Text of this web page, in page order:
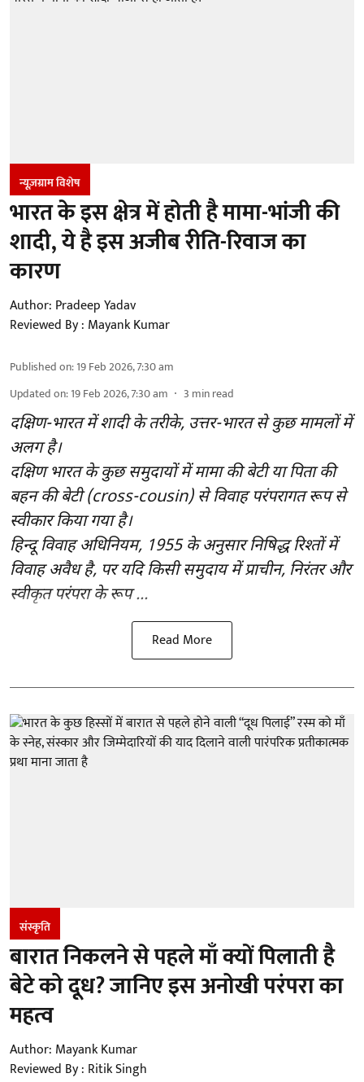
न्यूज़ग्राम विशेष
भारत के इस क्षेत्र में होती है मामा-भांजी की
शादी, ये है इस अजीब रीति-रिवाज का
कारण
Author: Pradeep Yadav
Reviewed By : Mayank Kumar
Published on:19 Feb 2026, 7:30 am
Updated on:19 Feb 2026, 7:30 am 3 min read
दक्षिण-भारत में शादी के तरीके, उत्तर-भारत से कुछ मामलों में
अलग है।
दक्षिण भारत के कुछ समुदायों में मामा की बेटी या पिता की
बहन की बेटी (cross-cousin) से विवाह परंपरागत रूप से
स्वीकार किया गया है।
हिन्दू विवाह अधिनियम, 1955 के अनुसार निषिद्ध रिश्तों में
विवाह अवैध है, पर यदि किसी समुदाय में प्राचीन, निरंतर और
स्वीकृत परंपरा के रूप ...
Read More
संस्कृति
बारात निकलने से पहले माँ क्यों पिलाती है
बेटे को दूध? जानिए इस अनोखी परंपरा का
महत्व
Author: Mayank Kumar
Reviewed By : Ritik Singh